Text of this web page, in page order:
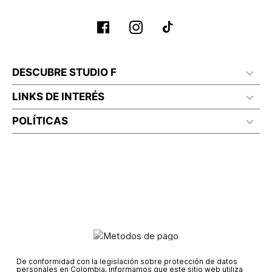
DESCUBRE STUDIO F
LINKS DE INTERÉS
POLÍTICAS
De conformidad con la legislación sobre protección de datos
personales en Colombia, informamos que este sitio web utiliza